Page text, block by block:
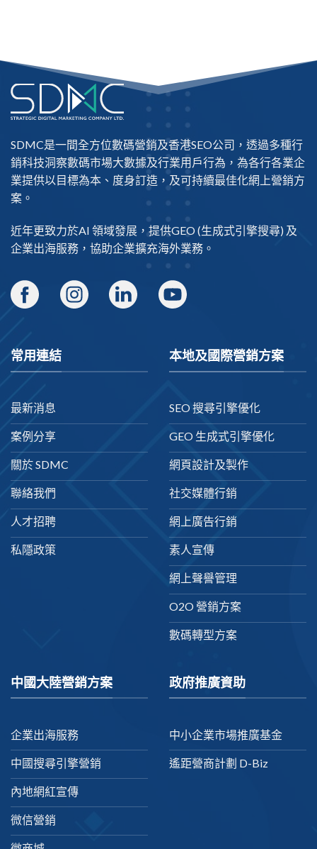
SDMC是一間全方位數碼營銷及香港SEO公司 ，透過多種行
銷科技洞察數碼市場大數據及行業用戶行為，為各行各業企
業提供以目標為本、度身訂造，及可持續最佳化網上營銷方
案。
近年更致力於AI 領域發展，提供GEO(生成式引擎搜尋) 及
企業出海服務，協助企業擴充海外業務。
常用連結
最新消息
案例分享
關於 SDMC
聯絡我們
人才招聘
私隱政策
本地及國際營銷方案
SEO 搜尋引擎優化
GEO 生成式引擎優化
網頁設計及製作
社交媒體行銷
網上廣告行銷
素人宣傳
網上聲譽管理
O2O 營銷方案
數碼轉型方案
中國大陸營銷方案
企業出海服務
中國搜尋引擎營銷
內地網紅宣傳
微信營銷
政府推廣資助
中小企業市場推廣基金
遙距營商計劃 D-Biz